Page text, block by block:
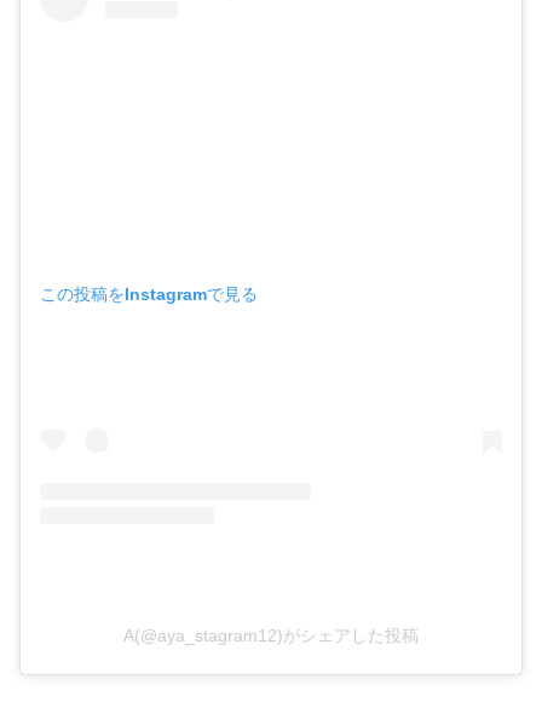
この投稿をInstagramで見る
A(@aya_stagram12)がシェアした投稿